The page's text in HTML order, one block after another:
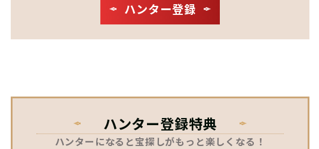
ハンター登録
ハンター登録特典
ハンターになると宝探しがもっと楽しくなる！